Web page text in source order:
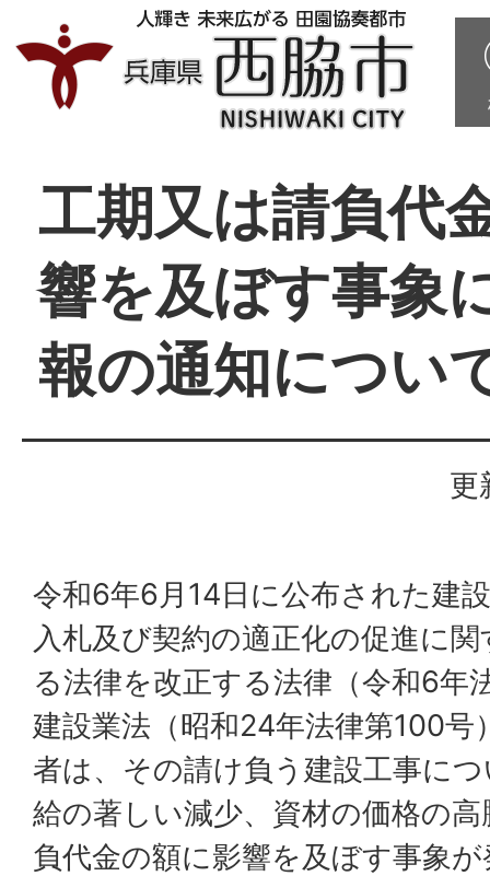
工期又は請負代
響を及ぼす事象
報の通知につい
更
令和6年6月14日に公布された建
入札及び契約の適正化の促進に
る法律を改正する法律（令和6年
建設業法（昭和24年法律第100号
者は、その請け負う建設工事に
給の著しい減少、資材の価格の
負代金の額に影響を及ぼす事象